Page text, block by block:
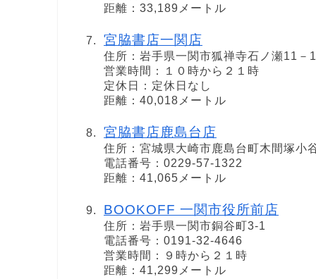
距離：33,189メートル
宮脇書店一関店
住所：岩手県一関市狐禅寺石ノ瀬11－
営業時間：１０時から２１時
定休日：定休日なし
距離：40,018メートル
宮脇書店鹿島台店
住所：宮城県大崎市鹿島台町木間塚小
電話番号：0229-57-1322
距離：41,065メートル
BOOKOFF 一関市役所前店
住所：岩手県一関市銅谷町3-1
電話番号：0191-32-4646
営業時間：９時から２１時
距離：41,299メートル